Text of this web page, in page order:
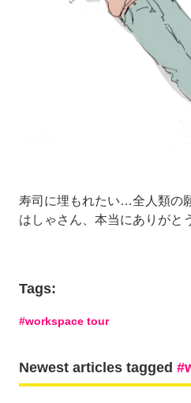
寿司に埋もれたい…全人類の
はしゃさん、本当にありがと
Tags:
workspace tour
Newest articles tagged